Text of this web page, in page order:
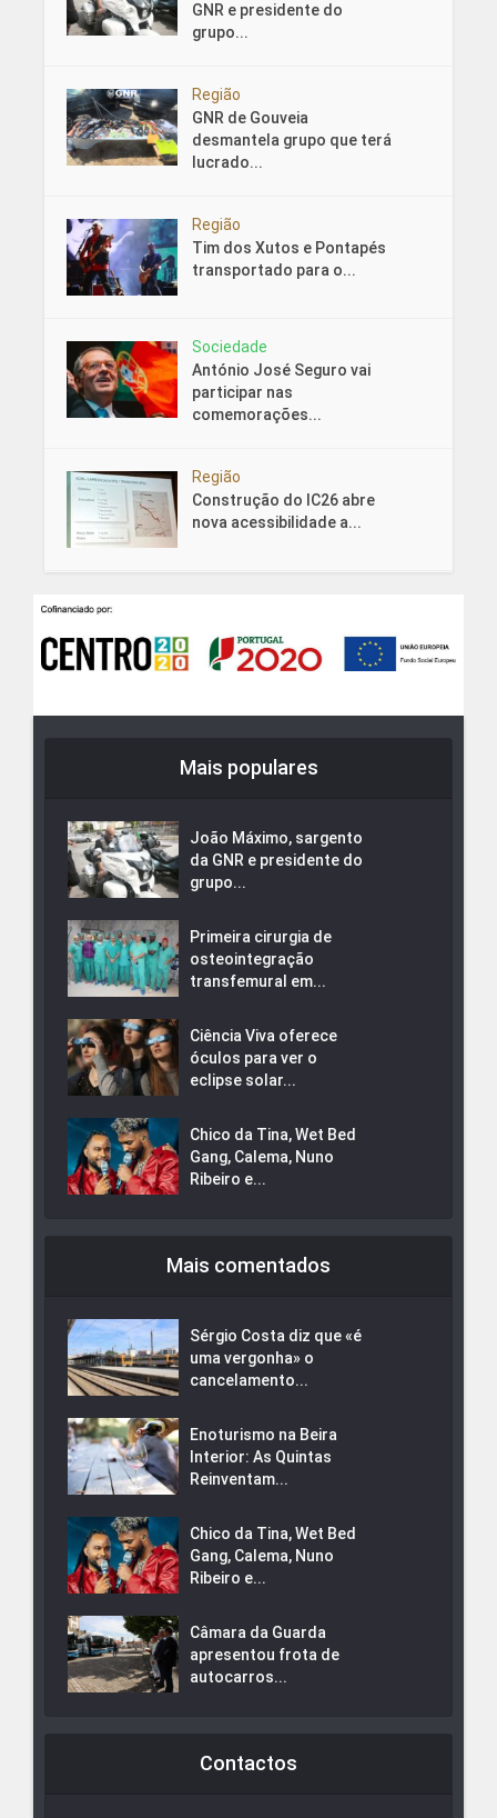
GNR e presidente do
grupo...
Região
GNR de Gouveia
desmantela grupo que terá
lucrado...
Região
Tim dos Xutos e Pontapés
transportado para o...
Sociedade
António José Seguro vai
participar nas
comemorações...
Região
Construção do IC26 abre
nova acessibilidade a...
Mais populares
João Máximo, sargento
da GNR e presidente do
grupo...
Primeira cirurgia de
osteointegração
transfemural em...
Ciência Viva oferece
óculos para ver o
eclipse solar...
Chico da Tina, Wet Bed
Gang, Calema, Nuno
Ribeiro e...
Mais comentados
Sérgio Costa diz que «é
uma vergonha» o
cancelamento...
Enoturismo na Beira
Interior: As Quintas
Reinventam...
Chico da Tina, Wet Bed
Gang, Calema, Nuno
Ribeiro e...
Câmara da Guarda
apresentou frota de
autocarros...
Contactos